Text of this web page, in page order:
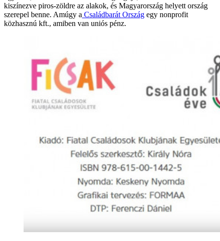
kiszínezve piros-zöldre az alakok, és Magyarország helyett ország
szerepel benne. Amúgy a Családbarát Ország egy nonprofit
közhasznú kft., amiben van uniós pénz.